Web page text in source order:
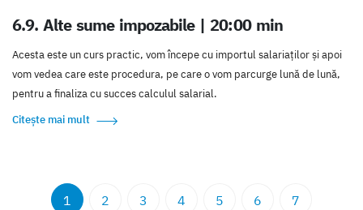
6.9. Alte sume impozabile | 20:00 min
Acesta este un curs practic, vom începe cu importul salariaţilor şi apoi
vom vedea care este procedura, pe care o vom parcurge lună de lună,
pentru a finaliza cu succes calculul salarial.
Citește mai mult
1 2 3 4 5 6 7